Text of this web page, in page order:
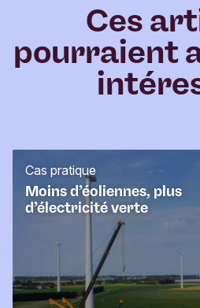
a
Ces
pourraient
Moins d’éoliennes, plus
d’électricité verte
Cas pratique